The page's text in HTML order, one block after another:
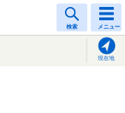
検索 メニュー
現在地